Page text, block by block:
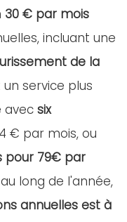
30 € par mois
incluant une
de la
un service plus
avec six
€ par mois, ou
pour 79€ par
long de l'année,
annuelles est à